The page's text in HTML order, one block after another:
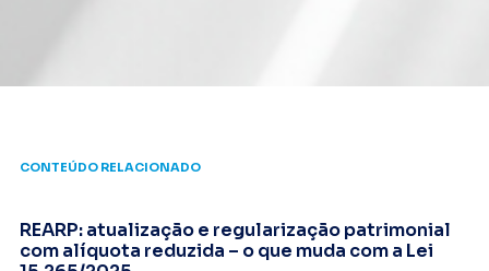
CONTEÚDO RELACIONADO
REARP: atualização e regularização patrimonial
com alíquota reduzida – o que muda com a Lei